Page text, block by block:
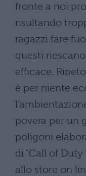
fronte a noi
risultando
ragazzi fare
questi
efficace.
è per niente
povera per un
poligoni
di “Call of
allo store on